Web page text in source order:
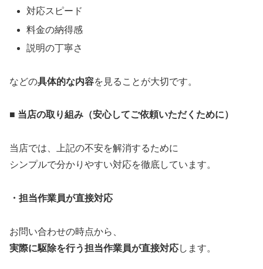
対応スピード
料金の納得感
説明の丁寧さ
などの具体的な内容を見ることが大切です。
■ 当店の取り組み（安心してご依頼いただくために）
当店では、上記の不安を解消するために
シンプルで分かりやすい対応を徹底しています。
・担当作業員が直接対応
お問い合わせの時点から、
実際に駆除を行う担当作業員が直接対応します。